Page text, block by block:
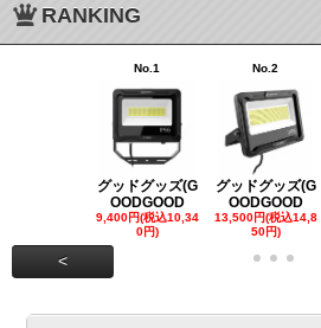
RANKING
No.1
グッドグッズ(G
OODGOOD
9,400円(税込10,34
0円)
No.2
グッドグッズ(G
OODGOOD
13,500円(税込14,8
50円)
<